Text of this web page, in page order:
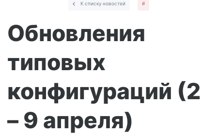
К списку новостей #
Обновления
типовых
конфигураций (2
– 9 апреля)